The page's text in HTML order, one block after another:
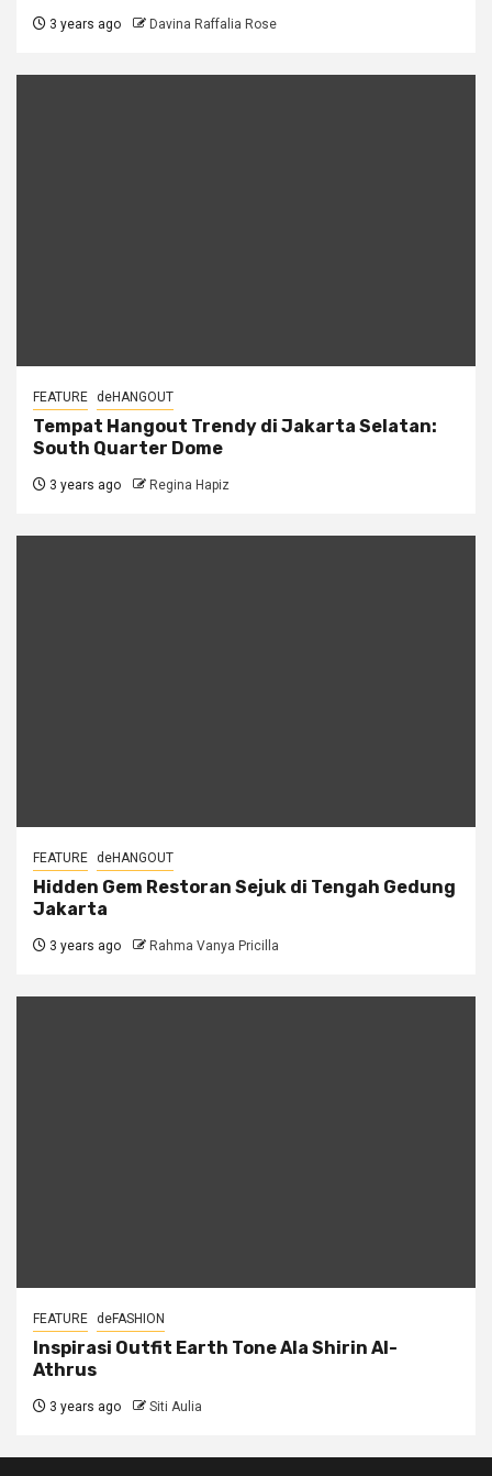
3 years ago Davina Raffalia Rose
FEATURE deHANGOUT
Tempat Hangout Trendy di Jakarta Selatan:
South Quarter Dome
3 years ago Regina Hapiz
FEATURE deHANGOUT
Hidden Gem Restoran Sejuk di Tengah Gedung
Jakarta
3 years ago Rahma Vanya Pricilla
FEATURE deFASHION
Inspirasi Outfit Earth Tone Ala Shirin Al-
Athrus
3 years ago Siti Aulia